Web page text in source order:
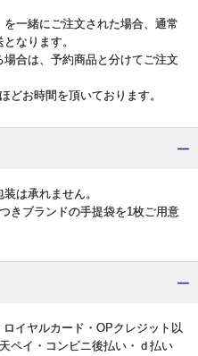
を一緒にご注文された場合、通常
なります。
合は、予約商品と分けてご注文
どお時間を頂いております。
は承れません。
きブランドの手提袋を1枚ご用意
イヤルカード・OPクレジット以
ペイ・コンビニ後払い・ｄ払い